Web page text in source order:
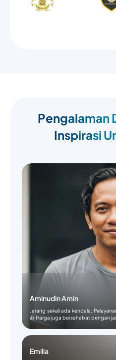
Pengalaman
Inspirasi
Aminudin Amin
Jarang sekali ada kendala.
👍 Harga juga bersahabat dengan
Emilia